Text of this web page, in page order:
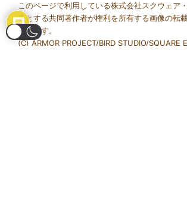
このページで利用している株式会社スクウェア
表とする共同著作者が権利を所有する画像の転
たします。
(C) ARMOR PROJECT/BIRD STUDIO/SQUARE